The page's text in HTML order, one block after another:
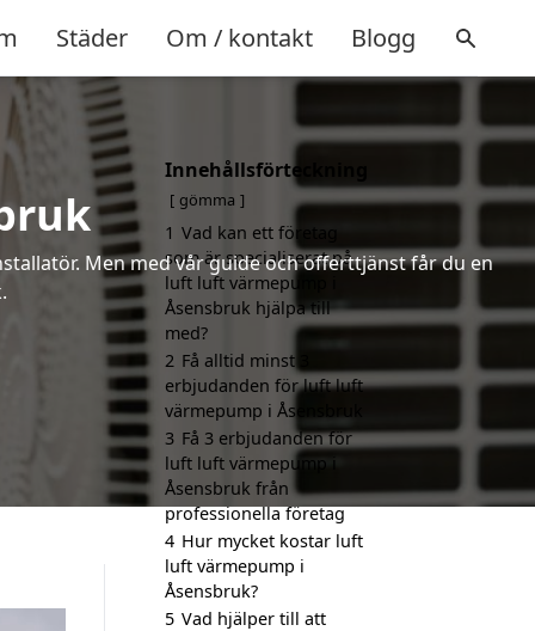
Städer Om / kontakt Blogg
Men med vår guide och offerttjänst får du en
Innehållsförteckning
gömma
1 Vad kan ett företag
som är specialiserat på
luft luft värmepump i
Åsensbruk hjälpa till
med?
2 Få alltid minst 3
erbjudanden för luft luft
värmepump i Åsensbruk
3 Få 3 erbjudanden för
luft luft värmepump i
Åsensbruk från
professionella företag
4 Hur mycket kostar luft
luft värmepump i
Åsensbruk?
5 Vad hjälper till att